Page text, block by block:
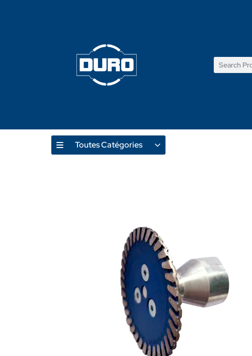
Toutes Catégories